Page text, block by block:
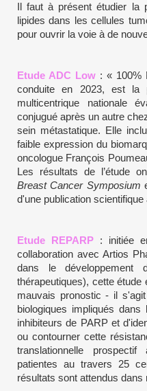
Il faut à présent étudier la
lipides dans les cellules
pour ouvrir la voie à de
Etude ADC Low : « 100%
conduite en 2023, est la
multicentrique nationale
conjugué après un autre
sein métastatique. Elle
faible expression du
oncologue François
Les résultats de l’étude
Breast Cancer Symposium
d'une publication
Etude REPARP : initiée
collaboration avec Artios
dans le développement
thérapeutiques), cette
mauvais pronostic - il
biologiques impliqués
inhibiteurs de PARP et
ou contourner cette
translationnelle
patientes au travers 25
résultats sont attendus dans